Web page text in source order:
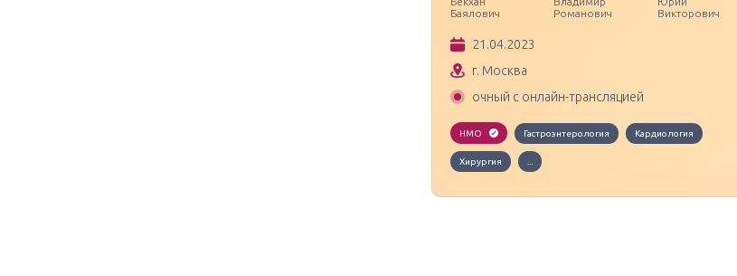
Баялович
Романович
Викторович
21.04.2023
г. Москва
очный с онлайн-трансляцией
НМО Гастроэнтерология Кардиология
Хирургия